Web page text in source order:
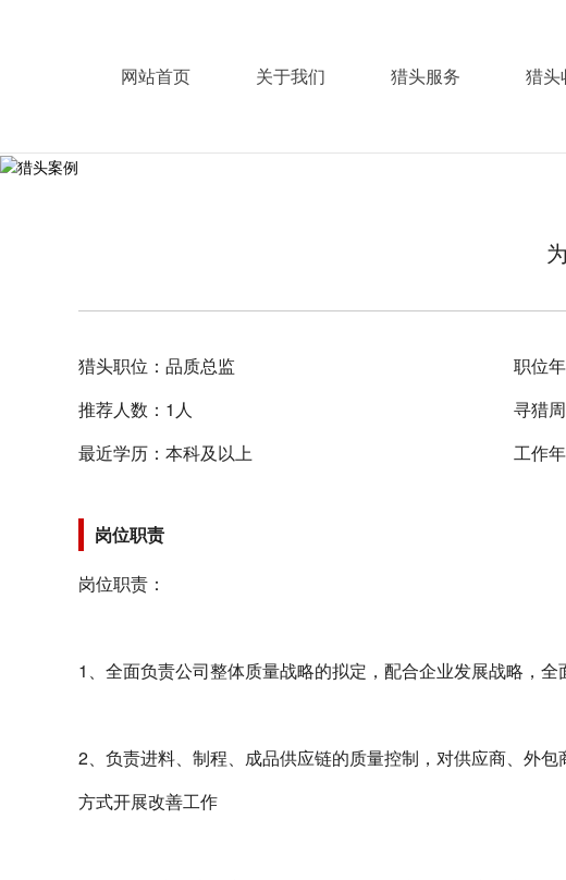
网站首页 关于我们 猎头服务 猎头
猎头职位：品质总监 职位
推荐人数：1人
寻猎
最近学历：本科及以上
工作
岗位职责
岗位职责：
1、全面负责公司整体质量战略的拟定，配合企业发展战略，全
2、负责进料、制程、成品供应链的质量控制，对供应商、外
方式开展改善工作